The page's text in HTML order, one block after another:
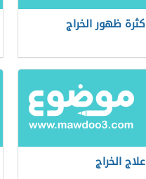
كثرة ظهور الخراج
علاج الخراج